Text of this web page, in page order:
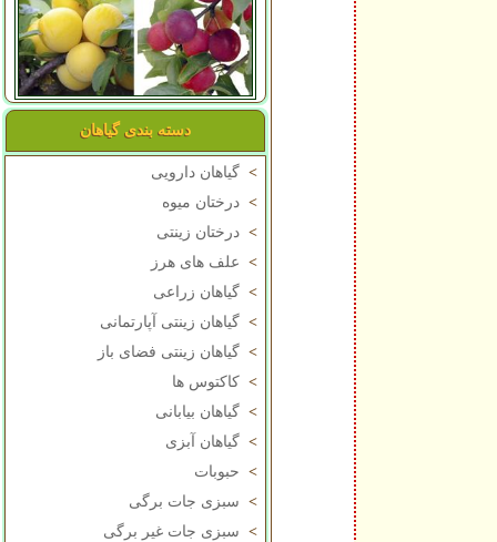
دسته بندی گیاهان
> گیاهان دارویی
> درختان میوه
> درختان زینتی
> علف های هرز
> گیاهان زراعی
> گیاهان زینتی آپارتمانی
> گیاهان زینتی فضای باز
> کاکتوس ها
> گیاهان بیابانی
> گیاهان آبزی
> حبوبات
> سبزی جات برگی
> سبزی جات غیر برگی